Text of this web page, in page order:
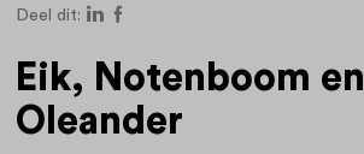
Deel dit:
Eik, Notenboom en
Oleander